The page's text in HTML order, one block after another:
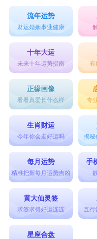
流年运势
财运婚姻事业健康
十年大运
未来十年运势指南 有
正缘画像
看看真爱长什么样 专
生肖财运
今年你会走好运吗 揭秘
每月运势
精准把握每月运势吉凶
手
黄大仙灵签
求签求得好运连连 五行
星座合盘